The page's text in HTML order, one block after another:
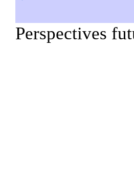
Perspectives